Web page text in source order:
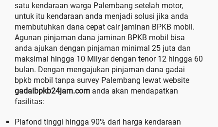
satu kendaraan warga Palembang setelah motor,
untuk itu kendaraan anda menjadi solusi jika anda
membutuhkan dana cepat cair jaminan BPKB mobil.
Agunan pinjaman dana jaminan BPKB mobil bisa
anda ajukan dengan pinjaman minimal 25 juta dan
maksimal hingga 10 Milyar dengan tenor 12 hingga 60
bulan. Dengan mengajukan pinjaman dana gadai
bpkb mobil tanpa survey Palembang lewat website
gadaibpkb24jam.com anda akan mendapatkan
fasilitas:
Plafond tinggi hingga 90% dari harga kendaraan